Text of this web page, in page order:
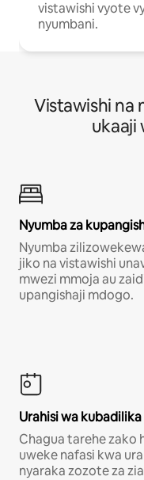
vistawishi vyote
nyumbani.
Vistawishi na
ukaaji
Nyumba za
Nyumba
jiko na vistawishi
mwezi mmoja au
upangishaji mdogo.
Urahisi wa
Chagua tarehe zako
uweke nafasi kwa
nyaraka zozote za